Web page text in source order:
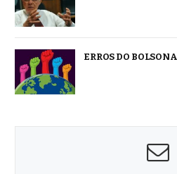
ERROS DO